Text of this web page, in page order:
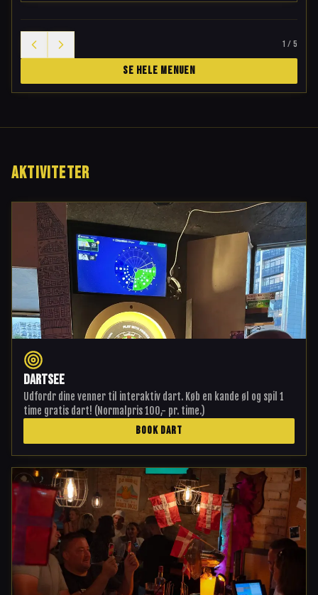
1 /5
SE HELE MENUEN
AKTIVITETER
Dartsee
Udfordr dine venner til interaktiv dart. Køb en kande øl og spil 1
time gratis dart! (Normalpris 100,- pr. time.)
BOOK DART